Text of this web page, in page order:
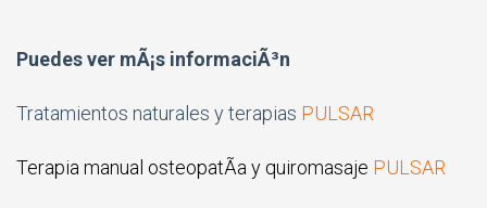
Puedes ver mÃ¡s informaciÃ³n
Tratamientos naturales y terapias PULSAR
Terapia manual osteopatÃ­a y quiromasaje PULSAR